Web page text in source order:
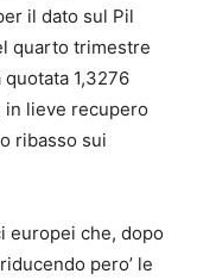
il dato sul Pil
quarto trimestre
quotata 1,3276
in lieve recupero
ribasso sui
europei che, dopo
pero’ le